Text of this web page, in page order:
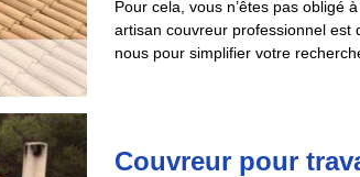
Pour cela, vous n’êtes pas obligé
artisan couvreur professionnel est
nous pour simplifier votre
Couvreur pour